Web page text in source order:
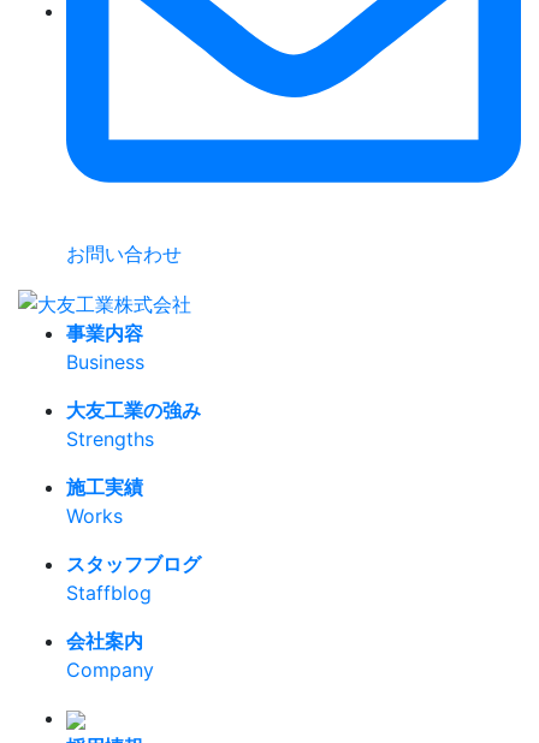
お問い合わせ
事業内容
Business
大友工業の強み
Strengths
施工実績
Works
スタッフブログ
Staffblog
会社案内
Company